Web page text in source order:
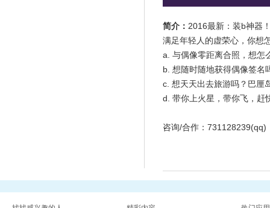
简介： 2016最新：装b神器
满足年轻人的虚荣心，你想
a. 与偶像零距离合照，想怎
b. 想随时随地获得偶像签名
c. 想天天出去旅游吗？巴厘
d. 带你上火星，带你飞，赶
咨询/合作：731128239(qq)